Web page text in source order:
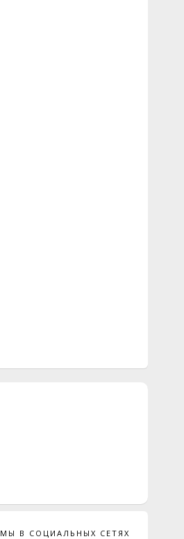
МЫ В СОЦИАЛЬНЫХ СЕТЯХ